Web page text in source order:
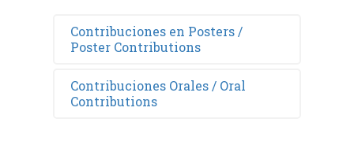
Contribuciones en Posters /
Poster Contributions
Contribuciones Orales / Oral
Contributions